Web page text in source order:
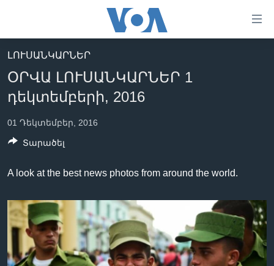
հիմնական
բովանդակությանը
անցնել
հիմնական
բովանդակությանը
բովանդակություն
ԼՈՒՐԵՐ
ՍՓՅՈՒՌՔ
ՏԵՍԱՆՅՈՒԹԵՐ
ՖԻԼՄԵՐ
ՄԵՐ ՄԱՍԻՆ
«ԱՄԵՐԻԿԱՅԻ ՁԱՅՆ»-Ի ԿԱՆՈՆԱԴՐՈՒԹՅՈՒՆ
ԿԱՊ ՄԵԶ ՀԵՏ
Learning English
ՀԵՏԵՒԵՔ ՄԵԶ
ԼՈՒՍԱՆԿԱՐՆԵՐ
ՕՐՎԱ ԼՈՒՍԱՆԿԱՐՆԵՐ 1
դեկտեմբերի, 2016
01 Դեկտեմբեր, 2016
A look at the best news photos from around the world.
Տարածել